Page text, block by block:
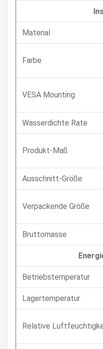
Material
Farbe
VESA Mounting
Wasserdichte Rate
Produkt-Maß
Ausschnitt-Größe
Verpackende Größe
Bruttomasse
Betriebstemperatur
Lagertemperatur
Relative